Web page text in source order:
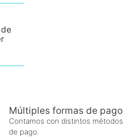
Múltiples formas de pago
Contamos con distintos métodos
de pago.